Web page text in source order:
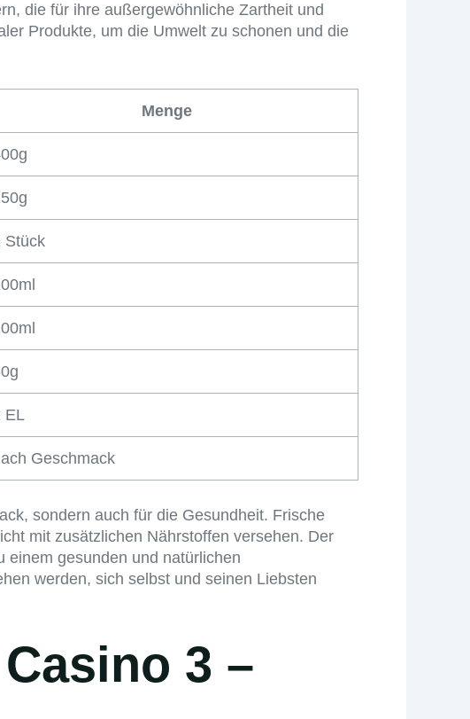
die für ihre außergewöhnliche Zartheit und
Produkte, um die Umwelt zu schonen und die
Menge
Stück
EL
Geschmack
sondern auch für die Gesundheit. Frische
mit zusätzlichen Nährstoffen versehen. Der
einem gesunden und natürlichen
werden, sich selbst und seinen Liebsten
3 –